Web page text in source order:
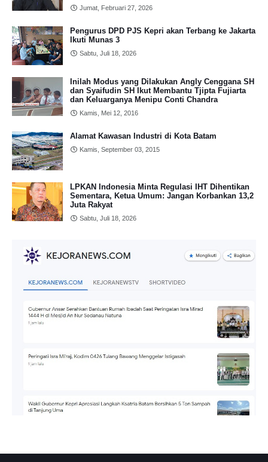
Jumat, Februari 27, 2026
Pengurus DPD PJS Kepri akan Terbang ke Jakarta
Ikuti Munas 3
Sabtu, Juli 18, 2026
Inilah Modus yang Dilakukan Angly Cenggana SH
dan Syaifudin SH Ikut Membantu Tjipta Fujiarta
dan Keluarganya Menipu Conti Chandra
Kamis, Mei 12, 2016
Alamat Kawasan Industri di Kota Batam
Kamis, September 03, 2015
LPKAN Indonesia Minta Regulasi IHT Dihentikan
Sementara, Ketua Umum: Jangan Korbankan 13,2
Juta Rakyat
Sabtu, Juli 18, 2026